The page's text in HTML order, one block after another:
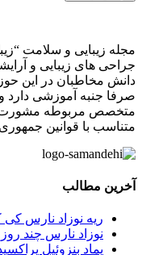
مجله زیبایی و سلامت
جراحی های زیبایی و
دانش مخاطبان در این
صرفا جنبه آموزشی دارد
متخصص مربوطه مشورت
متناسب با قوانین
آخرین مطالب
ریه نوزاد نارس
نوزاد نارس چند
پماد بنزوئیل